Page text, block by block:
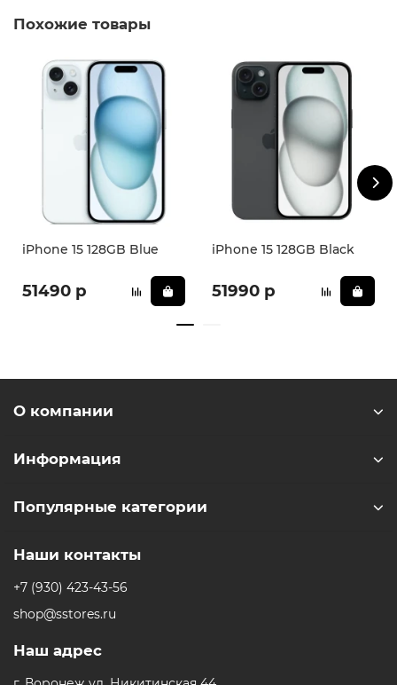
Похожие товары
iPhone 15 128GB Blue
51490 р
iPhone 15 128GB Black
51990 р
О компании
Информация
Популярные категории
Наши контакты
+7 (930) 423-43-56
shop@sstores.ru
Наш адрес